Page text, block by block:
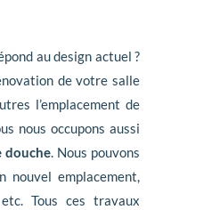
au design actuel ?
de votre salle
l’emplacement de
nous occupons aussi
douche. Nous pouvons
nouvel emplacement,
Tous ces travaux